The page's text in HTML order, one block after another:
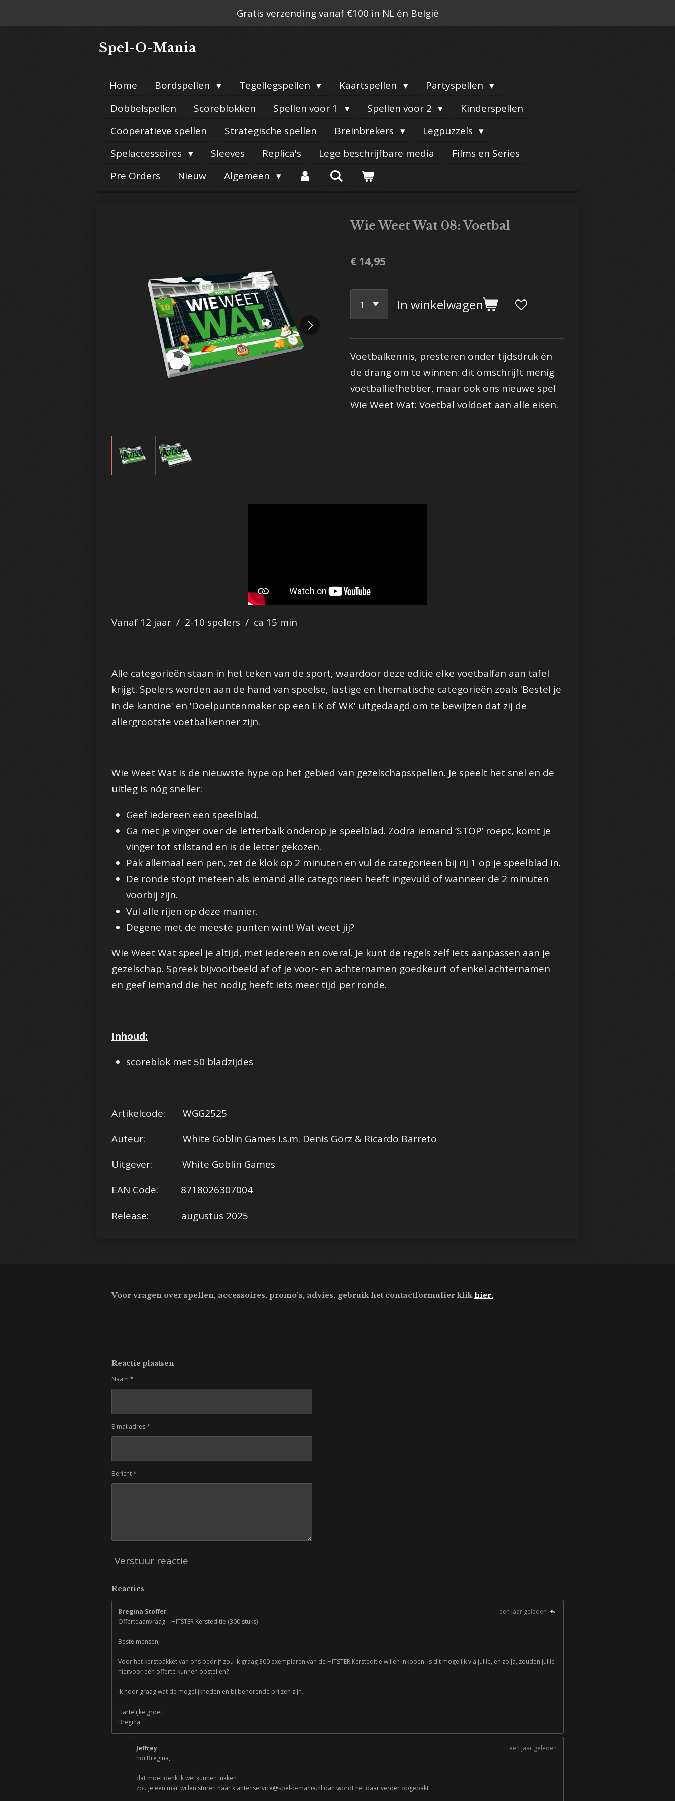
Gratis verzending vanaf €100 in NL én België
Spel-O-Mania
Home Bordspellen Tegellegspellen Kaartspellen
Partyspellen
Dobbelspellen
Scoreblokken Spellen voor 1 Spellen voor 2
Kinderspellen
Coöperatieve spellen
Strategische spellen Breinbrekers
Legpuzzels
Spelaccessoires
Sleeves Replica's Lege beschrijfbare media
Films en Series
Pre Orders
Nieuw Algemeen
Wie Weet Wat 08: Voetbal
€ 14,95
In winkelwagen
Voetbalkennis, presteren onder tijdsdruk én
de drang om te winnen: dit omschrijft menig
voetballiefhebber, maar ook ons nieuwe spel
Wie Weet Wat: Voetbal voldoet aan alle eisen.
Vanaf 12 jaar / 2-10 spelers / ca 15 min
Alle categorieën staan in het teken van de sport, waardoor deze editie elke voetbalfan aan tafel
krijgt. Spelers worden aan de hand van speelse, lastige en thematische categorieën zoals 'Bestel je
in de kantine' en 'Doelpuntenmaker op een EK of WK' uitgedaagd om te bewijzen dat zij de
allergrootste voetbalkenner zijn.
Wie Weet Wat is de nieuwste hype op het gebied van gezelschapsspellen. Je speelt het snel en de
uitleg is nóg sneller:
Geef iedereen een speelblad.
Ga met je vinger over de letterbalk onderop je speelblad. Zodra iemand ‘STOP’ roept, komt je
vinger tot stilstand en is de letter gekozen.
Pak allemaal een pen, zet de klok op 2 minuten en vul de categorieën bij rij 1 op je speelblad in.
De ronde stopt meteen als iemand alle categorieën heeft ingevuld of wanneer de 2 minuten
voorbij zijn.
Vul alle rijen op deze manier.
Degene met de meeste punten wint! Wat weet jij?
Wie Weet Wat speel je altijd, met iedereen en overal. Je kunt de regels zelf iets aanpassen aan je
gezelschap. Spreek bijvoorbeeld af of je voor- en achternamen goedkeurt of enkel achternamen
en geef iemand die het nodig heeft iets meer tijd per ronde.
Inhoud:
scoreblok met 50 bladzijdes
Artikelcode: WGG2525
Auteur: White Goblin Games i.s.m. Denis Görz & Ricardo Barreto
Uitgever: White Goblin Games
EAN Code: 8718026307004
Release: augustus 2025
Voor vragen over spellen, accessoires, promo's, advies, gebruik het contactformulier klikhier.
Reactie plaatsen
Naam *
E-mailadres *
Bericht *
Verstuur reactie
Reacties
Bregina Stoffer
een jaar geleden
Offerteaanvraag – HITSTER Kersteditie (300 stuks)
Beste mensen,
Voor het kerstpakket van ons bedrijf zou ik graag 300 exemplaren van de HITSTER Kersteditie willen inkopen. Is dit mogelijk via jullie, en zo ja, zouden jullie
hiervoor een offerte kunnen opstellen?
Ik hoor graag wat de mogelijkheden en bijbehorende prijzen zijn.
Hartelijke groet,
Bregina
Jeffrey
een jaar geleden
hoi Bregina,
dat moet denk ik wel kunnen lukken
zou je een mail willen sturen naar klantenservice@spel-o-mania.nl dan wordt het daar verder opgepakt